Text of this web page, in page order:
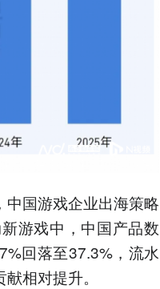
国游戏企业出海策略
游戏中，中国产品数
回落至37.3%，流水
相对提升。